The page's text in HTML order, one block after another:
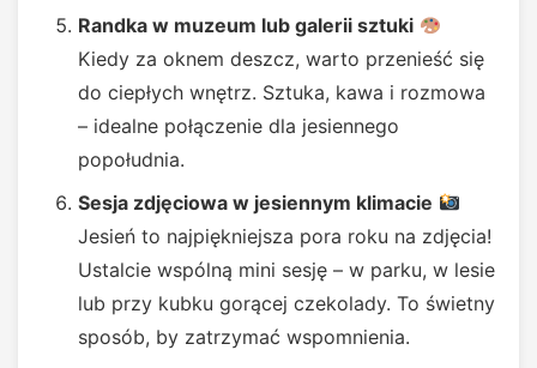
Randka w muzeum lub galerii sztuki
Kiedy za oknem deszcz, warto przenieść się
do ciepłych wnętrz. Sztuka, kawa i rozmowa
– idealne połączenie dla jesiennego
popołudnia.
Sesja zdjęciowa w jesiennym klimacie
Jesień to najpiękniejsza pora roku na zdjęcia!
Ustalcie wspólną mini sesję – w parku, w lesie
lub przy kubku gorącej czekolady. To świetny
sposób, by zatrzymać wspomnienia.